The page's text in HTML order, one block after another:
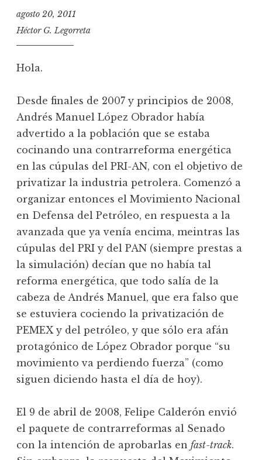
agosto 20, 2011
Héctor G. Legorreta
Hola.
Desde finales de 2007 y principios de 2008,
Andrés Manuel López Obrador había
advertido a la población que se estaba
cocinando una contrarreforma energética
en las cúpulas del PRI-AN, con el objetivo de
privatizar la industria petrolera. Comenzó a
organizar entonces el Movimiento Nacional
en Defensa del Petróleo, en respuesta a la
avanzada que ya venía encima, meintras las
cúpulas del PRI y del PAN (siempre prestas a
la simulación) decían que no había tal
reforma energética, que todo salía de la
cabeza de Andrés Manuel, que era falso que
se estuviera cociendo la privatización de
PEMEX y del petróleo, y que sólo era afán
protagónico de López Obrador porque “su
movimiento va perdiendo fuerza” (como
siguen diciendo hasta el día de hoy).
El 9 de abril de 2008, Felipe Calderón envió
el paquete de contrarreformas al Senado
con la intención de aprobarlas en fast-track.